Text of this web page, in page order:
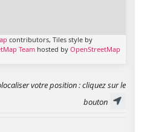
contributors, Tiles style by
Team hosted by OpenStreetMap
votre position: cliquez sur le
bouton